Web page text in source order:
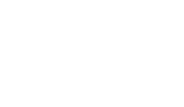
STAGE